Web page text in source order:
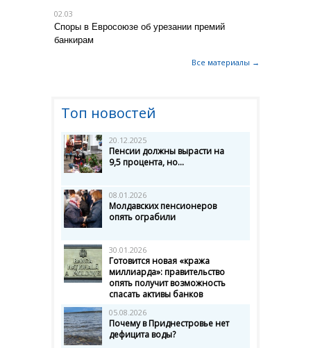
02.03
Споры в Евросоюзе об урезании премий
банкирам
Все материалы →
Топ новостей
20.12.2025
Пенсии должны вырасти на
9,5 процента, но...
08.01.2026
Молдавских пенсионеров
опять ограбили
30.01.2026
Готовится новая «кража
миллиарда»: правительство
опять получит возможность
спасать активы банков
05.08.2026
Почему в Приднестровье нет
дефицита воды?